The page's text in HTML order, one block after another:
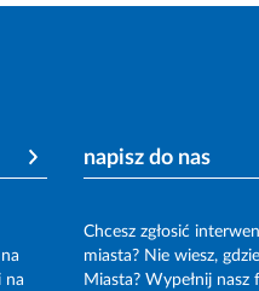
na
napisz do nas
Chcesz zgłosić
miasta? Nie wiesz,
Miasta? Wypełnij nasz